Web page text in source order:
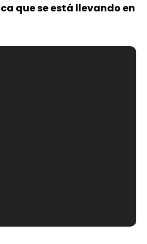
que se está llevando en